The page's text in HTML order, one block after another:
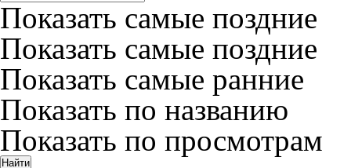
Показать самые поздние
Показать самые поздние
Показать самые ранние
Показать по названию
Показать по просмотрам